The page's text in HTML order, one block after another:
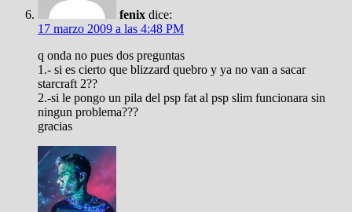
fenix dice:
17 marzo 2009 a las 4:48 PM
q onda no pues dos preguntas
1.- si es cierto que blizzard quebro y ya no van a sacar
starcraft 2??
2.-si le pongo un pila del psp fat al psp slim funcionara sin
ningun problema???
gracias